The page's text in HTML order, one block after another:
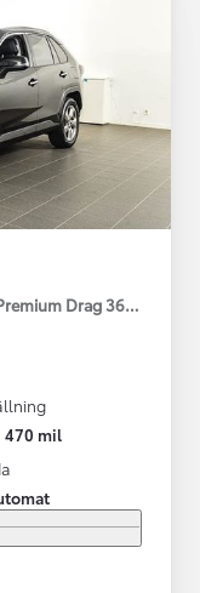
Drag 360-kamera
470 mil